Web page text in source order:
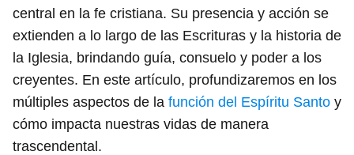
central en la fe cristiana. Su presencia y acción se
extienden a lo largo de las Escrituras y la historia de
la Iglesia, brindando guía, consuelo y poder a los
creyentes. En este artículo, profundizaremos en los
múltiples aspectos de la función del Espíritu Santo y
cómo impacta nuestras vidas de manera
trascendental.